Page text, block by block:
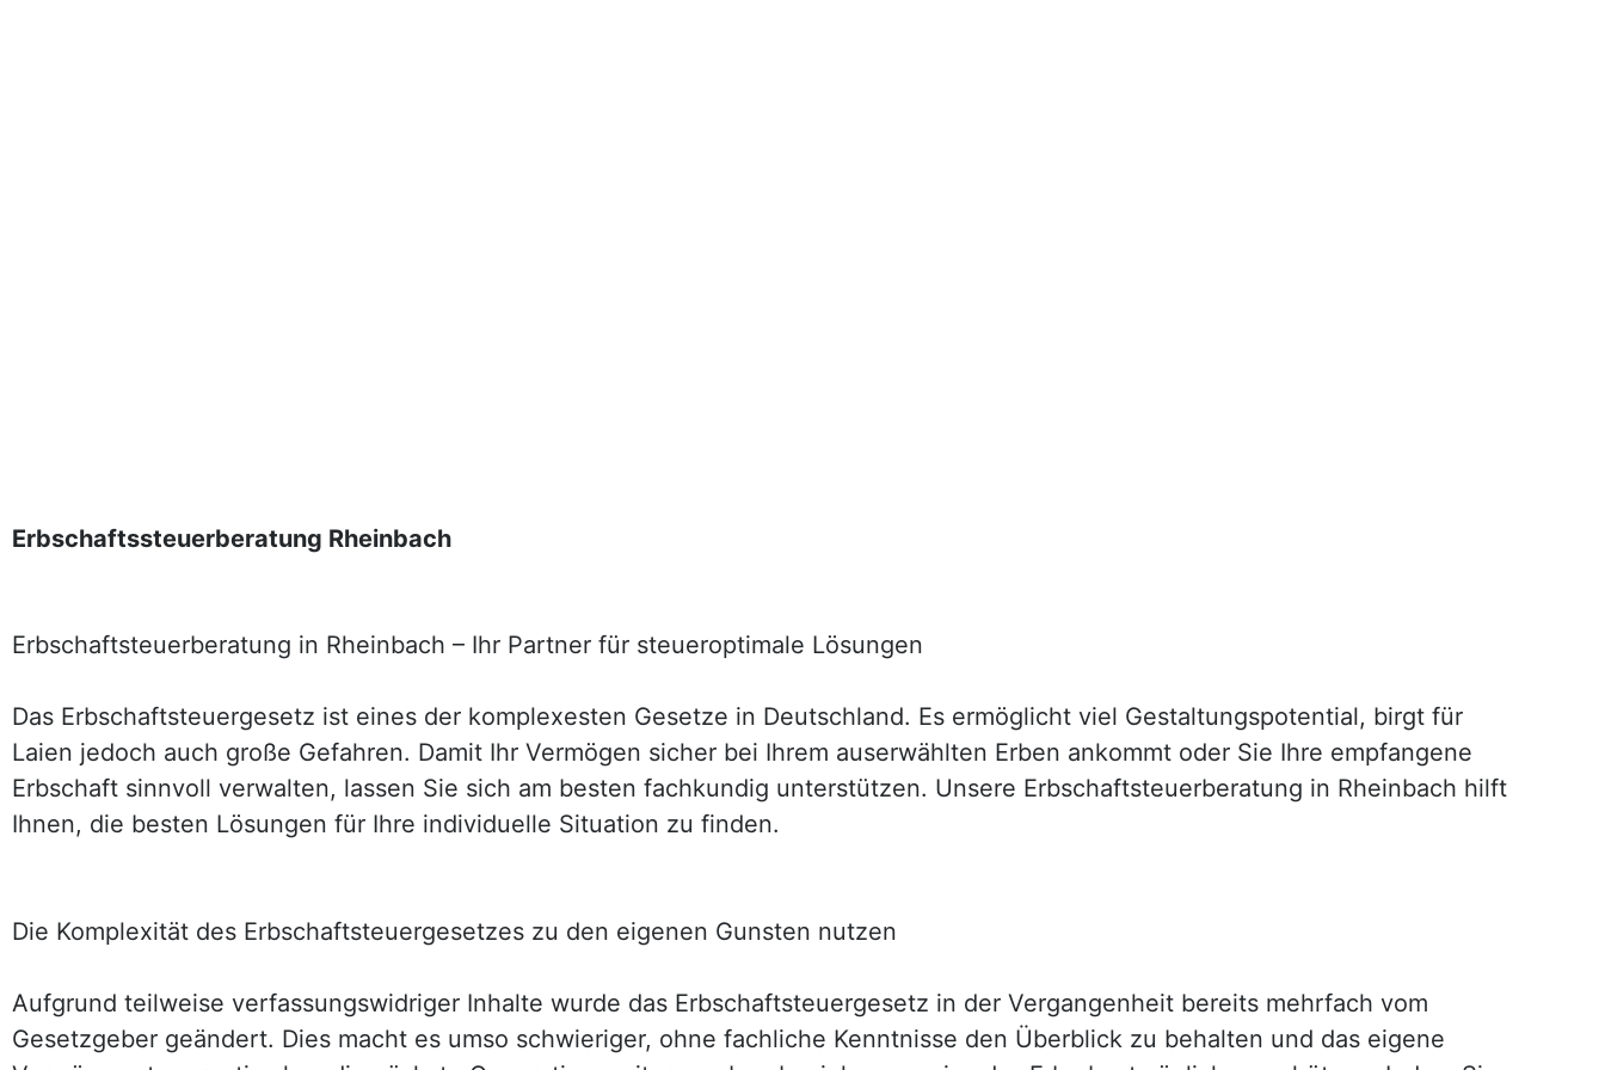
Erbschaftssteuerberatung Rheinbach
Erbschaftsteuerberatung in Rheinbach – Ihr Partner für steueroptimale Lösungen
Das Erbschaftsteuergesetz ist eines der komplexesten Gesetze in Deutschland. Es ermöglicht viel Gestaltungspotential, birgt für
Laien jedoch auch große Gefahren. Damit Ihr Vermögen sicher bei Ihrem auserwählten Erben ankommt oder Sie Ihre empfangene
Erbschaft sinnvoll verwalten, lassen Sie sich am besten fachkundig unterstützen. Unsere Erbschaftsteuerberatung in Rheinbach hilft
Ihnen, die besten Lösungen für Ihre individuelle Situation zu finden.
Die Komplexität des Erbschaftsteuergesetzes zu den eigenen Gunsten nutzen
Aufgrund teilweise verfassungswidriger Inhalte wurde das Erbschaftsteuergesetz in der Vergangenheit bereits mehrfach vom
Gesetzgeber geändert. Dies macht es umso schwieriger, ohne fachliche Kenntnisse den Überblick zu behalten und das eigene